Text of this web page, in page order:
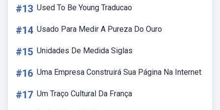
#13 Used To Be Young Traducao
#14 Usado Para Medir A Pureza Do Ouro
#15 Unidades De Medida Siglas
#16 Uma Empresa Construirá Sua Página Na Internet
#17 Um Traço Cultural Da França